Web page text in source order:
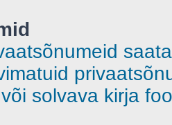
solvava kirja